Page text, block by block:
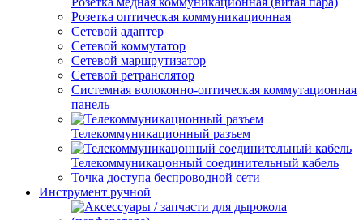
Розетка оптическая коммуникационная
Сетевой адаптер
Сетевой коммутатор
Сетевой маршрутизатор
Сетевой ретранслятор
Системная волоконно-оптическая коммутационная
панель
Телекоммуникационный разъем
Телекоммуникацонный соединительный кабель
Точка доступа беспроводной сети
Инструмент ручной